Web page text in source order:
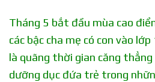
Tháng 5 bắt đầu mùa cao
các bậc cha mẹ có con vào
là quãng thời gian căng
dưỡng dục đứa trẻ trong